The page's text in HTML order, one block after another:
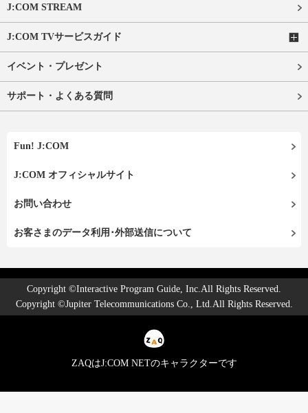
J:COM STREAM
J:COM TVサービスガイド
イベント・プレゼント
サポート・よくある質問
Fun! J:COM
J:COM オフィシャルサイト
お問い合わせ
お客さまのデータ利用･外部送信について
Copyright ©Interactive Program Guide, Inc.All Rights Reserved.
Copyright ©Jupiter Telecommunications Co., Ltd.All Rights Reserved.
ZAQはJ:COM NETのキャラクターです